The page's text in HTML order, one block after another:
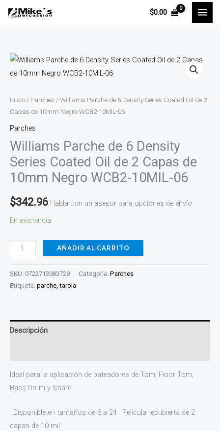
$0.00
Inicio / Parches / Williams Parche de 6 Density Series Coated Oil de 2
Capas de 10mm Negro WCB2-10MIL-06
Parches
Williams Parche de 6 Density
Series Coated Oil de 2 Capas de
10mm Negro WCB2-10MIL-06
$342.96 Habla con un asesor para opciones de envío
En existencia
Williams
Parche
6
Density
Series
Coated
Oil
de
de
10mm
WCB2-
10MIL-
06
cantidad
AÑADIR AL CARRITO
SKU: 0722713083728 Categoría: Parches
Etiqueta: parche, tarola
Descripción
Ideal para la aplicación de bateadores de Tom, Floor Tom,
Bass Drum y Snare
. Disponible en tamaños de 6 a 24 . Película recubierta de 2
capas de 10 mil